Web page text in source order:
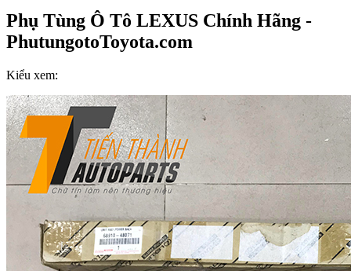
Phụ Tùng Ô Tô LEXUS Chính Hãng -
PhutungotoToyota.com
Kiểu xem: